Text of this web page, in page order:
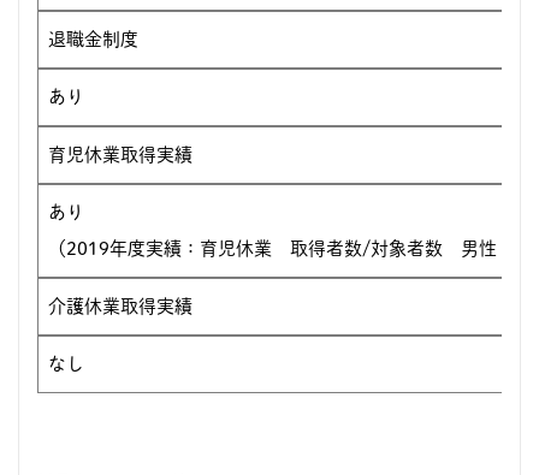
退職金制度
あり
育児休業取得実績
あり
（2019年度実績：育児休業 取得者数/対象者数 男性 1
介護休業取得実績
なし